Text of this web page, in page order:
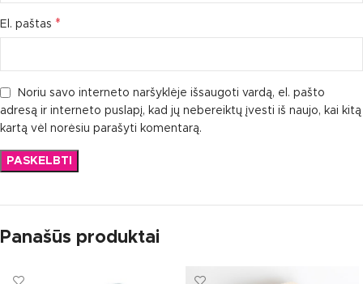
El. paštas *
Noriu savo interneto naršyklėje išsaugoti vardą, el. pašto
adresą ir interneto puslapį, kad jų nebereiktų įvesti iš naujo, kai kitą
kartą vėl norėsiu parašyti komentarą.
Panašūs produktai